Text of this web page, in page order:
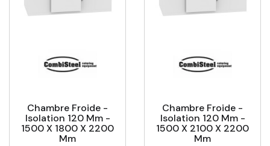
Chambre Froide -
Isolation 120 Mm -
1500 X 1800 X 2200
Mm
Chambre Froide -
Isolation 120 Mm -
1500 X 2100 X 2200
Mm